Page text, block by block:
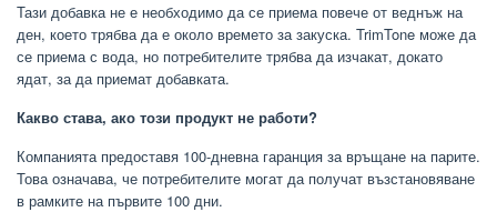
Тази добавка не е необходимо да се приема повече от веднъж на
ден, което трябва да е около времето за закуска. TrimTone може да
се приема с вода, но потребителите трябва да изчакат, докато
ядат, за да приемат добавката.
Какво става, ако този продукт не работи?
Компанията предоставя 100-дневна гаранция за връщане на парите.
Това означава, че потребителите могат да получат възстановяване
в рамките на първите 100 дни.